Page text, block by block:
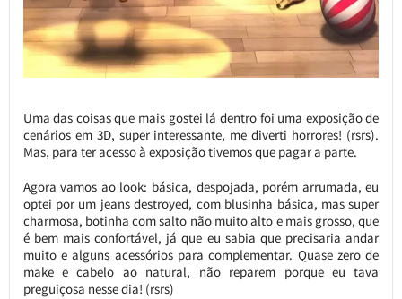
Uma das coisas que mais gostei lá dentro foi uma exposição de
cenários em 3D, super interessante, me diverti horrores! (rsrs).
Mas, para ter acesso à exposição tivemos que pagar a parte.
Agora vamos ao look: básica, despojada, porém arrumada, eu
optei por um jeans destroyed, com blusinha básica, mas super
charmosa, botinha com salto não muito alto e mais grosso, que
é bem mais confortável, já que eu sabia que precisaria andar
muito e alguns acessórios para complementar. Quase zero de
make e cabelo ao natural, não reparem porque eu tava
preguiçosa nesse dia! (rsrs)